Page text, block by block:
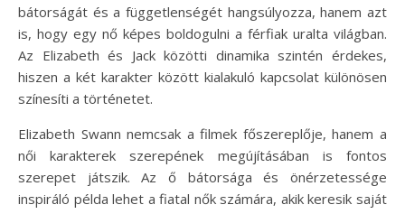
bátorságát és a függetlenségét hangsúlyozza, hanem azt
is, hogy egy nő képes boldogulni a férfiak uralta világban.
Az Elizabeth és Jack közötti dinamika szintén érdekes,
hiszen a két karakter között kialakuló kapcsolat különösen
színesíti a történetet.
Elizabeth Swann nemcsak a filmek főszereplője, hanem a
női karakterek szerepének megújításában is fontos
szerepet játszik. Az ő bátorsága és önérzetessége
inspiráló példa lehet a fiatal nők számára, akik keresik saját